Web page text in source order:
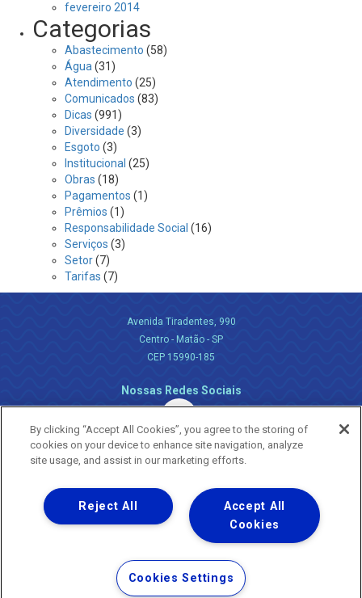
fevereiro 2014
Categorias
Abastecimento (58)
Água (31)
Atendimento (25)
Comunicados (83)
Dicas (991)
Diversidade (3)
Esgoto (3)
Institucional (25)
Obras (18)
Pagamentos (1)
Prêmios (1)
Responsabilidade Social (16)
Serviços (3)
Setor(7)
Tarifas (7)
Avenida Tiradentes, 990
Centro - Matão - SP
CEP 15990-185
Nossas Redes Sociais
Uma empresa
Copyright ® 2026 - Todos os Direitos Reservados.
Nossa natureza movimenta a vida
Termos Gerais de Uso de Sites e Aplicativos
Política de Privacidade e Proteção de Dados
By clicking “Accept All Cookies”, you agree to the storing of
cookies on your device to enhance site navigation, analyze
site usage, and assist in our marketing efforts.
Accept All
Cookies
Reject All
Cookies Settings